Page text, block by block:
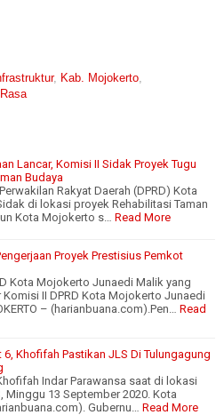
, Kab. Mojokerto
Lancar, Komisi II Sidak Proyek Tugu
Budaya
Rakyat Daerah (DPRD) Kota
di lokasi proyek Rehabilitasi Taman
Kota Mojokerto s…
Read More
Proyek Prestisius Pemkot
Kota Mojokerto Junaedi Malik yang
II DPRD Kota Mojokerto Junaedi
– (harianbuana.com).Pen…
Read
6, Khofifah Pastikan JLS Di Tulungagung
Indar Parawansa saat di lokasi
Minggu 13 September 2020. Kota
Gubernu…
Read More